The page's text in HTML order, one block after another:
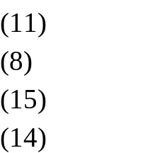
(11)
(8)
(15)
(14)